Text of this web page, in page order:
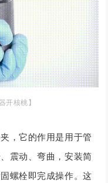
开核桃】
，它的作用是用于管
震动、弯曲，安装简
螺栓即完成操作。这